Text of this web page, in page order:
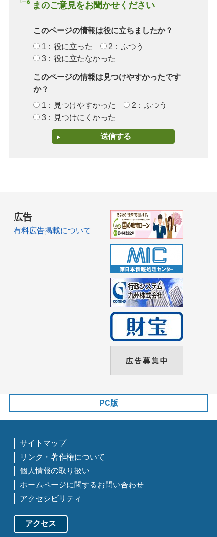
まのご意見をお聞かせください
このページの情報は役に立ちましたか？
1：役に立った
2：ふつう
3：役に立たなかった
このページの情報は見つけやすかったです
か？
1：見つけやすかった
2：ふつう
3：見つけにくかった
広告
有料広告掲載について
PC版
サイトマップ
リンク・著作権について
個人情報の取り扱い
ホームページに関するお問い合わせ
アクセシビリティ
アクセス